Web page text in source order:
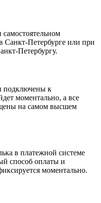
Санкт-Петербурге или при
Петербургу.
подключены к
моментально, а все
на самом высшем
в платежной системе
способ оплаты и
моментально.